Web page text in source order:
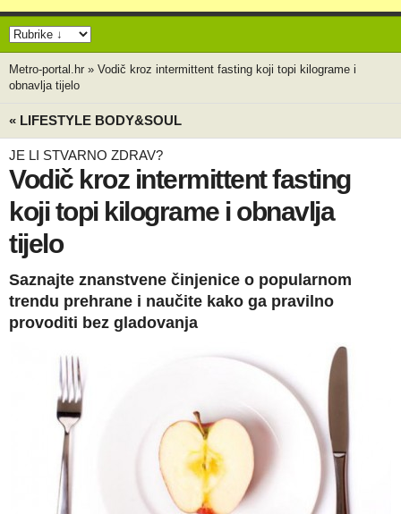
Metro-portal.hr » Vodič kroz intermittent fasting koji topi kilograme i
obnavlja tijelo
« LIFESTYLE BODY&SOUL
JE LI STVARNO ZDRAV?
Vodič kroz intermittent fasting
koji topi kilograme i obnavlja
tijelo
Saznajte znanstvene činjenice o popularnom
trendu prehrane i naučite kako ga pravilno
provoditi bez gladovanja